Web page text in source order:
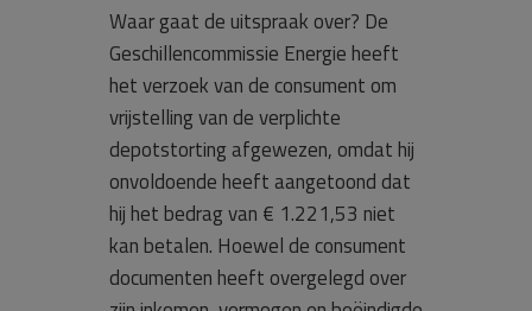
Waar gaat de uitspraak over? De
Geschillencommissie Energie heeft
het verzoek van de consument om
vrijstelling van de verplichte
depotstorting afgewezen, omdat hij
onvoldoende heeft aangetoond dat
hij het bedrag van € 1.221,53 niet
kan betalen. Hoewel de consument
documenten heeft overgelegd over